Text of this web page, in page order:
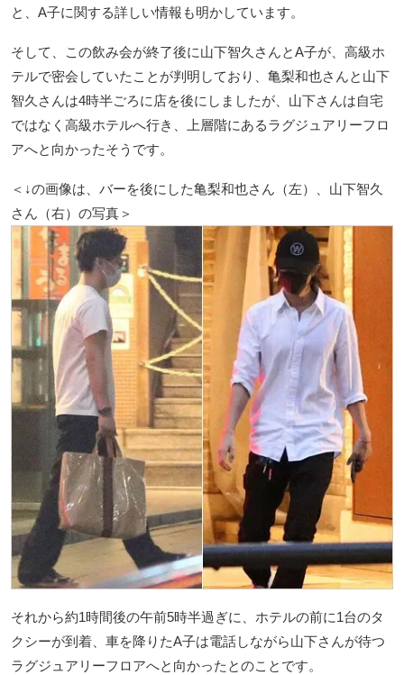
と、A子に関する詳しい情報も明かしています。
そして、この飲み会が終了後に山下智久さんとA子が、高級ホ
テルで密会していたことが判明しており、亀梨和也さんと山下
智久さんは4時半ごろに店を後にしましたが、山下さんは自宅
ではなく高級ホテルへ行き、上層階にあるラグジュアリーフロ
アへと向かったそうです。
＜↓の画像は、バーを後にした亀梨和也さん（左）、山下智久
さん（右）の写真＞
それから約1時間後の午前5時半過ぎに、ホテルの前に1台のタ
クシーが到着、車を降りたA子は電話しながら山下さんが待つ
ラグジュアリーフロアへと向かったとのことです。